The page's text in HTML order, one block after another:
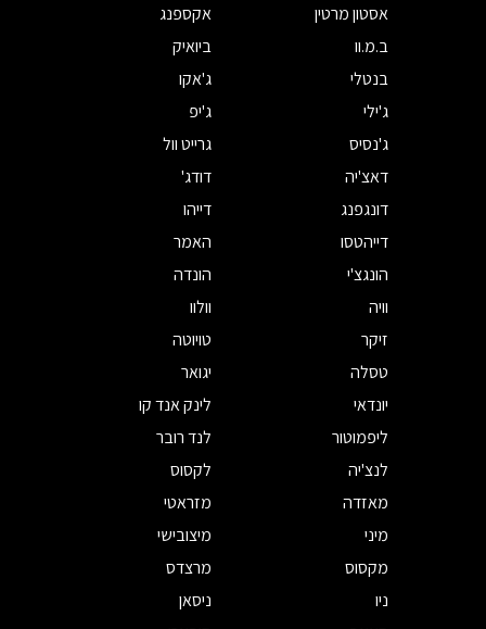
אסטון מרטין
אקספנג
ב.מ.וו
ביואיק
בנטלי
ג'אקו
ג'ילי
ג'יפ
ג'נסיס
גרייט וול
דאצ'יה
דודג'
דונגפנג
דייהו
דייהטסו
האמר
הונגצ'י
הונדה
וויה
וולוו
זיקר
טויוטה
טסלה
יגואר
יונדאי
לינק אנד קו
ליפמוטור
לנד רובר
לנצ'יה
לקסוס
מאזדה
מזראטי
מיני
מיצובישי
מקסוס
מרצדס
ניו
ניסאן